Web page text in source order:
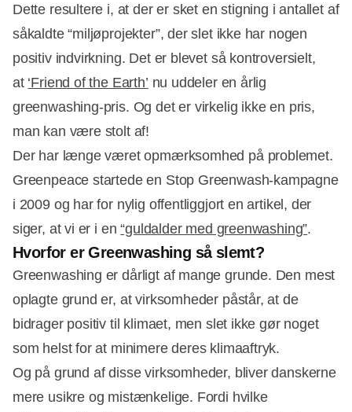
Dette resultere i, at der er sket en stigning i antallet af
såkaldte “miljøprojekter”, der slet ikke har nogen
positiv indvirkning. Det er blevet så kontroversielt,
at ‘Friend of the Earth’ nu uddeler en årlig
greenwashing-pris. Og det er virkelig ikke en pris,
man kan være stolt af!
Der har længe været opmærksomhed på problemet.
Greenpeace startede en Stop Greenwash-kampagne
i 2009 og har for nylig offentliggjort en artikel, der
siger, at vi er i en“guldalder med greenwashing”.
Hvorfor er Greenwashing så slemt?
Greenwashing er dårligt af mange grunde. Den mest
oplagte grund er, at virksomheder påstår, at de
bidrager positiv til klimaet, men slet ikke gør noget
som helst for at minimere deres klimaaftryk.
Og på grund af disse virksomheder, bliver danskerne
mere usikre og mistænkelige. Fordi hvilke